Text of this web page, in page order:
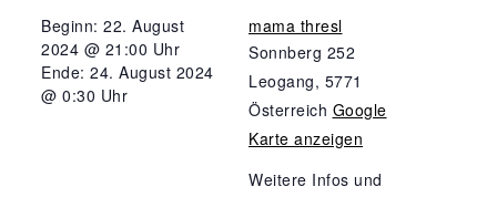
Beginn: 22. August
2024 @ 21:00 Uhr
Ende: 24. August 2024
@ 0:30 Uhr
mama thresl
Sonnberg 252
Leogang, 5771
Österreich Google
Karte anzeigen
Weitere Infos und